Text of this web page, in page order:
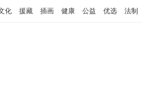
化 援藏 插画 健康 公益 优选 法制